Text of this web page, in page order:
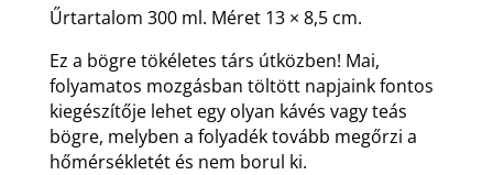
Űrtartalom 300 ml. Méret 13 × 8,5 cm.
Ez a bögre tökéletes társ útközben! Mai,
folyamatos mozgásban töltött napjaink fontos
kiegészítője lehet egy olyan kávés vagy teás
bögre, melyben a folyadék tovább megőrzi a
hőmérsékletét és nem borul ki.